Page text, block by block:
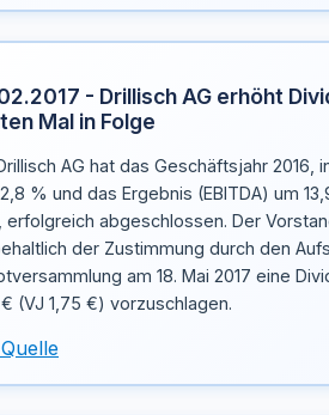
- Drillisch AG erhöht
Mal in Folge
AG hat das Geschäftsjahr 2016,
% und das Ergebnis (EBITDA) um
erfolgreich abgeschlossen. Der
der Zustimmung durch den
am 18. Mai 2017 eine
(VJ 1,75 €) vorzuschlagen.